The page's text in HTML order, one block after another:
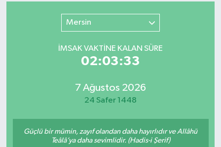
Mersin
İMSAK VAKTİNE KALAN SÜRE
02:03:33
7 Ağustos 2026
24 Safer 1448
Güçlü bir mümin, zayıf olandan daha hayırlıdır ve Allâhü
Teâlâ’ya daha sevimlidir. (Hadis-i Şerif)
Süper Lig Puan Durumu ve Fikstür
Tüm Manşetler